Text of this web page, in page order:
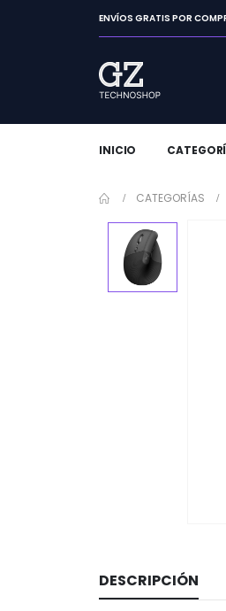
ENVÍOS GRATIS POR
INICIO
CATEGORÍAS
DESCRIPCIÓN